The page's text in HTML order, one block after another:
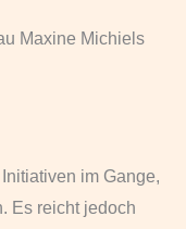
Maxine Michiels
im Gange,
Es reicht jedoch